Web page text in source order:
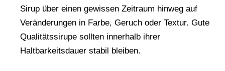
Sirup über einen gewissen Zeitraum hinweg auf
Veränderungen in Farbe, Geruch oder Textur. Gute
Qualitätssirupe sollten innerhalb ihrer
Haltbarkeitsdauer stabil bleiben.